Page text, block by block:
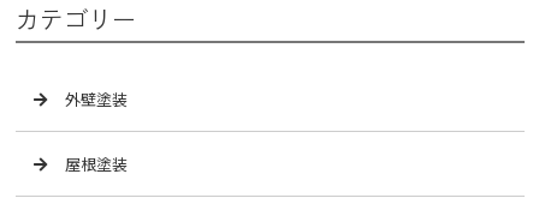
カテゴリー
外壁塗装
屋根塗装